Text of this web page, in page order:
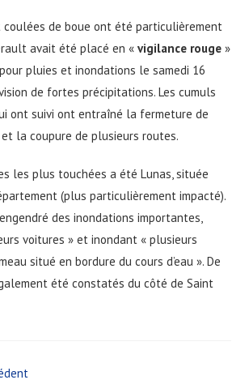
coulées de boue ont été particulièrement
avait été placé en «vigilance rouge »
pluies et inondations le samedi 16
de fortes précipitations. Les cumuls
ont suivi ont entraîné la fermeture de
la coupure de plusieurs routes.
les plus touchées a été Lunas, située
(plus particulièrement impacté).
des inondations importantes,
voitures » et inondant « plusieurs
situé en bordure du cours d’eau ». De
été constatés du côté de Saint